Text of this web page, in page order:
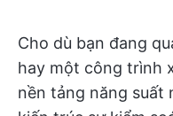
Cho dù bạn đang
hay một công trình
nền tảng năng suất